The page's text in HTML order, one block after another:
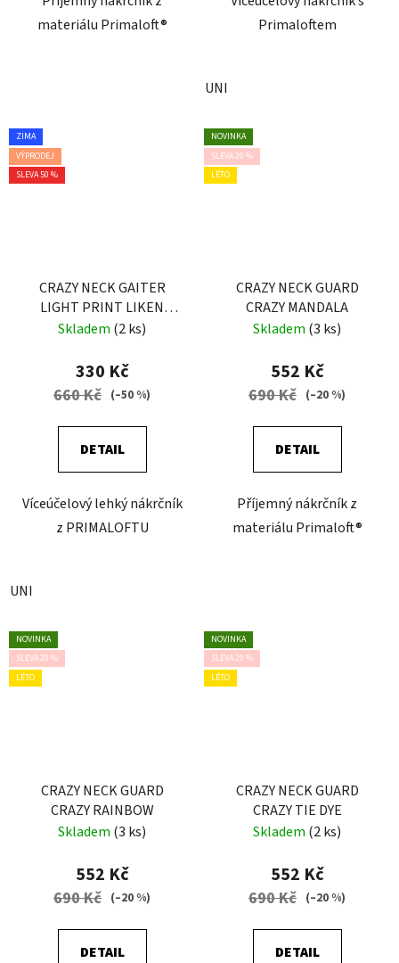
materiálu Primaloft®
Primaloftem
UNI
ZIMA
VÝPRODEJ
SLEVA 50 %
CRAZY NECK GAITER
LIGHT PRINT LIKEN
SCOTTISH
Skladem (2 ks)
330 Kč
660 Kč (–50 %)
DETAIL
Víceúčelový lehký nákrčník
z PRIMALOFTU
UNI
NOVINKA
SLEVA 20 %
LÉTO
CRAZY NECK GUARD
CRAZY MANDALA
Skladem (3 ks)
552 Kč
690 Kč (–20 %)
DETAIL
Příjemný nákrčník z
materiálu Primaloft®
NOVINKA
SLEVA 20 %
LÉTO
CRAZY NECK GUARD
CRAZY RAINBOW
Skladem (3 ks)
552 Kč
690 Kč (–20 %)
DETAIL
NOVINKA
SLEVA 20 %
LÉTO
CRAZY NECK GUARD
CRAZY TIE DYE
Skladem (2 ks)
552 Kč
690 Kč (–20 %)
DETAIL